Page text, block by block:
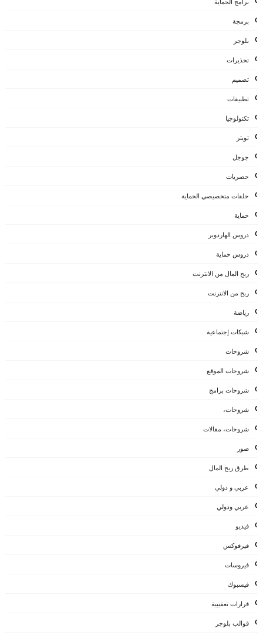
برمجة
بلوجر
تحذيرات
تصميم
تطبيقات
تكنولوجيا
تويتر
جوجل
حصريات
حلقات متخصيصي الحماية
حماية
دروس الهاردوير
دروس حماية
ربح المال من الانترنت
ربح من الانترنت
رياضة
شبكات إجتماعية
شروحات
شروحات الموقع
شروحات برامج
شروحات،
شروحات، مقالات
صور
طرق ربح المال
عربي و دولي
عربي ودولي
فيديو
فيرفوكس
فيروسات
فيسبوك
قرارات تعقيبية
قوالب بلوجر